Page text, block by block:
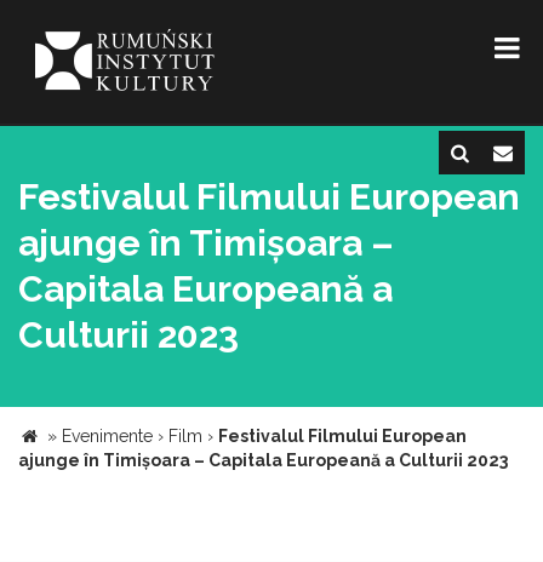
Festivalul Filmului European
ajunge în Timișoara –
Capitala Europeană a
Culturii 2023
» Evenimente › Film › Festivalul Filmului European
ajunge în Timișoara – Capitala Europeană a Culturii 2023